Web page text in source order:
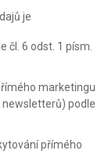
je
čl. 6 odst. 1 písm.
marketingu
newsletterů) podle
přímého